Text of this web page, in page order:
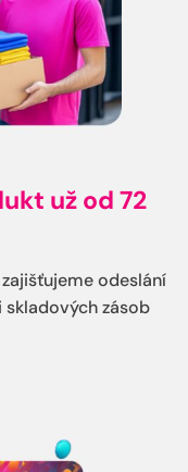
už od 72
odeslání
zásob